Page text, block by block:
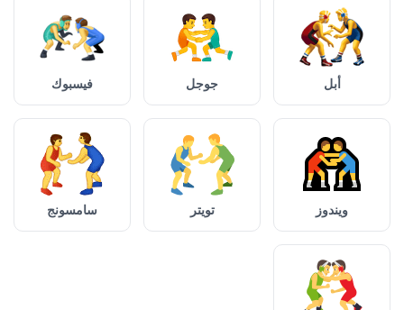
أبل جوجل فيسبوك
ويندوز تويتر سامسونج